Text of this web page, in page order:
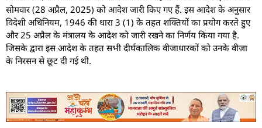
सोमवार (28 अप्रैल, 2025) को आदेश जारी किए गए हैं. इस आदेश के अनुसार
विदेशी अधिनियम, 1946 की धारा 3 (1) के तहत शक्तियों का प्रयोग करते हुए
और 25 अप्रैल के मंत्रालय के आदेश को जारी रखने का निर्णय किया गया है.
जिसके द्वारा इस आदेश के तहत सभी दीर्घकालिक वीजाधारकों को उनके वीजा
के निरसन से छूट दी गई थी.